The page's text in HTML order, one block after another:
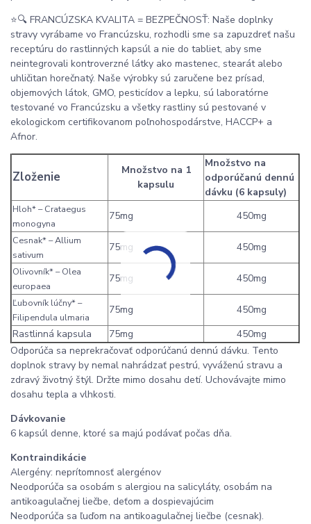
⭐🔍 FRANCÚZSKA KVALITA = BEZPEČNOSŤ: Naše doplnky
stravy vyrábame vo Francúzsku, rozhodli sme sa zapuzdreť našu
receptúru do rastlinných kapsúl a nie do tabliet, aby sme
neintegrovali kontroverzné látky ako mastenec, stearát alebo
uhličitan horečnatý. Naše výrobky sú zaručene bez prísad,
objemových látok, GMO, pesticídov a lepku, sú laboratórne
testované vo Francúzsku a všetky rastliny sú pestované v
ekologickom certifikovanom poľnohospodárstve, HACCP+ a
Afnor.
Zloženie
Množstvo na 1
kapsulu
Množstvo na
odporúčanú dennú
dávku (6 kapsuly)
Hloh* – Crataegus
monogyna
75mg 450mg
Cesnak* – Allium
sativum
75mg 450mg
Olivovník* – Olea
europaea
75mg 450mg
Ľubovník lúčny* –
Filipendula ulmaria
75mg
450mg
Rastlinná kapsula
75mg
450mg
Odporúča sa neprekračovať odporúčanú dennú dávku. Tento
doplnok stravy by nemal nahrádzať pestrú, vyváženú stravu a
zdravý životný štýl. Držte mimo dosahu detí. Uchovávajte mimo
dosahu tepla a vlhkosti.
Dávkovanie
6 kapsúl denne, ktoré sa majú podávať počas dňa.
Kontraindikácie
Alergény: neprítomnosť alergénov
Neodporúča sa osobám s alergiou na salicyláty, osobám na
antikoagulačnej liečbe, deťom a dospievajúcim
Neodporúča sa ľuďom na antikoagulačnej liečbe (cesnak).